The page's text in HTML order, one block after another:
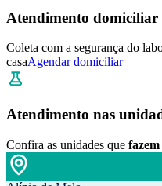
Atendimento domiciliar
Coleta com a segurança do
casaAgendar domiciliar
Atendimento nas
Confira as unidades que fazem